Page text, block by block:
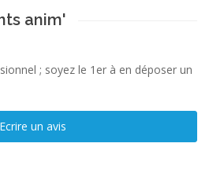
anim'
; soyez le 1er à en déposer un
Ecrire un avis